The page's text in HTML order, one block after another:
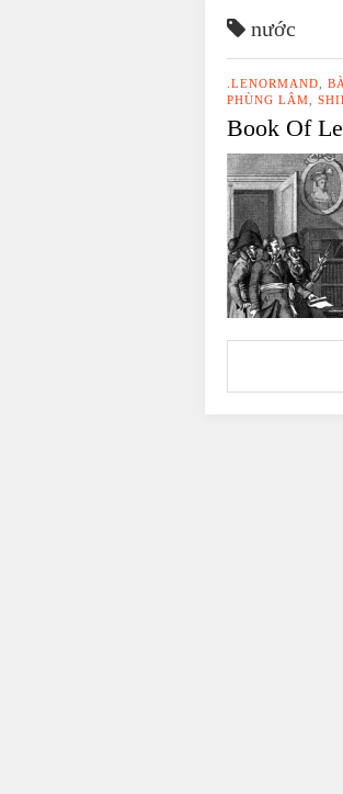
nước
.LENORMAND
PHÙNG LÂM
Book Of